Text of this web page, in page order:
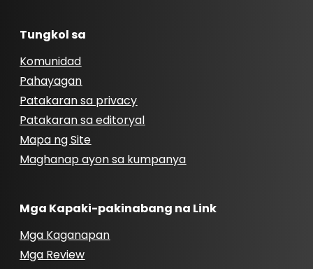
Tungkol sa
Komunidad
Pahayagan
Patakaran sa privacy
Patakaran sa editoryal
Mapa ng Site
Maghanap ayon sa kumpanya
Mga Kapaki-pakinabang na Link
Mga Kaganapan
Mga Review